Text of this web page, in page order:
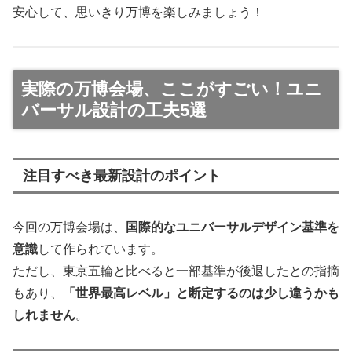
安心して、思いきり万博を楽しみましょう！
実際の万博会場、ここがすごい！ユニ
バーサル設計の工夫5選
注目すべき最新設計のポイント
今回の万博会場は、
国際的なユニバーサルデザイン基準を
意識して作られています。
ただし、東京五輪と比べると一部基準が後退したとの指摘
もあり、
「世界最高レベル」と断定するのは少し違うかも
しれません。